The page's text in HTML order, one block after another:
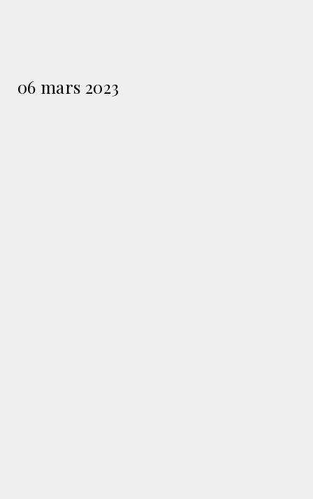
06 mars 2023